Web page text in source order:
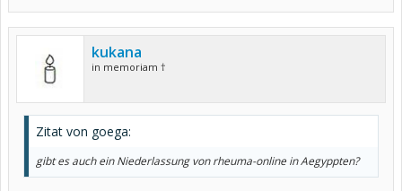
kukana
in memoriam †
Zitat von goega:
gibt es auch ein Niederlassung von rheuma-online in Aegyppten?